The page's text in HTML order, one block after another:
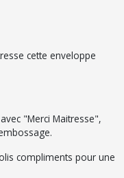
cette enveloppe
"Merci Maitresse",
compliments pour une